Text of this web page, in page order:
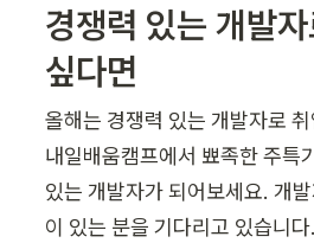
경쟁력 있는 개발
싶다면
올해는 경쟁력 있는 개발자로
내일배움캠프에서 뾰족한 주특
있는 개발자가 되어보세요. 개
이 있는 분을 기다리고 있습니다.